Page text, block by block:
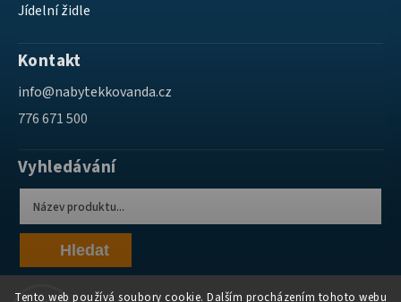
Tento web používá soubory cookie. Dalším procházením tohoto webu
Jídelní židle
Kontakt
info@nabytekkovanda.cz
776 671 500
Vyhledávání
Hledat